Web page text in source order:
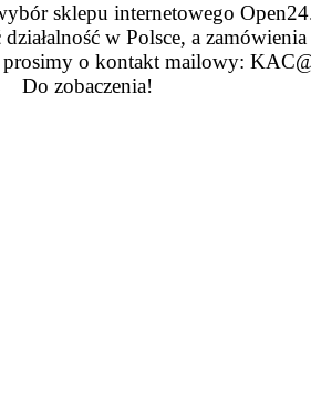
sklepu internetowego
w Polsce, a
o kontakt mailowy:
Do zobaczenia!